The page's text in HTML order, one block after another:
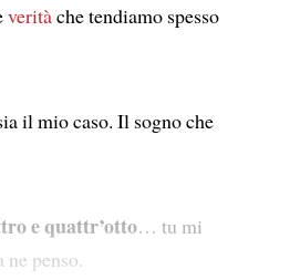
veritàche tendiamo spesso
il mio caso. Il sogno che
e quattr’otto… tu mi
penso.